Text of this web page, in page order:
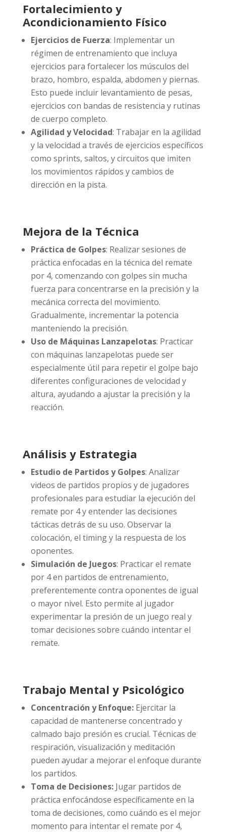
Fortalecimiento y
Acondicionamiento Físico
Ejercicios de Fuerza: Implementar un
régimen de entrenamiento que incluya
ejercicios para fortalecer los músculos del
brazo, hombro, espalda, abdomen y piernas.
Esto puede incluir levantamiento de pesas,
ejercicios con bandas de resistencia y rutinas
de cuerpo completo.
Agilidad y Velocidad: Trabajar en la agilidad
y la velocidad a través de ejercicios específicos
como sprints, saltos, y circuitos que imiten
los movimientos rápidos y cambios de
dirección en la pista.
Mejora de la Técnica
Práctica de Golpes: Realizar sesiones de
práctica enfocadas en la técnica del remate
por 4, comenzando con golpes sin mucha
fuerza para concentrarse en la precisión y la
mecánica correcta del movimiento.
Gradualmente, incrementar la potencia
manteniendo la precisión.
Uso de Máquinas Lanzapelotas: Practicar
con máquinas lanzapelotas puede ser
especialmente útil para repetir el golpe bajo
diferentes configuraciones de velocidad y
altura, ayudando a ajustar la precisión y la
reacción.
Análisis y Estrategia
Estudio de Partidos y Golpes: Analizar
videos de partidos propios y de jugadores
profesionales para estudiar la ejecución del
remate por 4 y entender las decisiones
tácticas detrás de su uso. Observar la
colocación, el timing y la respuesta de los
oponentes.
Simulación de Juegos: Practicar el remate
por 4 en partidos de entrenamiento,
preferentemente contra oponentes de igual
o mayor nivel. Esto permite al jugador
experimentar la presión de un juego real y
tomar decisiones sobre cuándo intentar el
remate.
Trabajo Mental y Psicológico
Concentración y Enfoque:Ejercitar la
capacidad de mantenerse concentrado y
calmado bajo presión es crucial. Técnicas de
respiración, visualización y meditación
pueden ayudar a mejorar el enfoque durante
los partidos.
Toma de Decisiones:Jugar partidos de
práctica enfocándose específicamente en la
toma de decisiones, como cuándo es el mejor
momento para intentar el remate por 4,